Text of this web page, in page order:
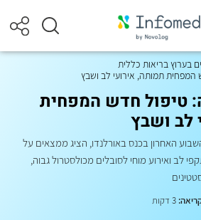
בערוץ בריאות כללית
המפחית תמותה, אירועי לב ושבץ
טיפול חדש המפחית
לב ושבץ
האחרון בכנס באורלנדו, הציג ממצאים על
לב ואירוע מוחי לסובלים מכולסטרול גבוה,